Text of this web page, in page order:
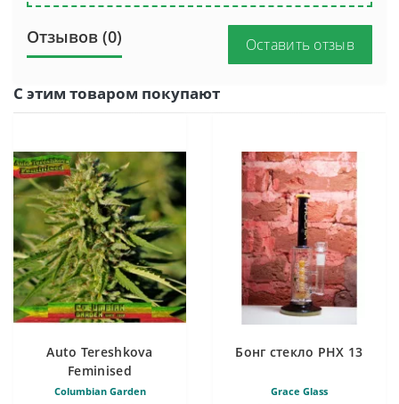
Отзывов (0) Оставить отзыв
С этим товаром покупают
Auto Tereshkova
Feminised
Columbian Garden
Бонг стекло PHX 13
Grace Glass